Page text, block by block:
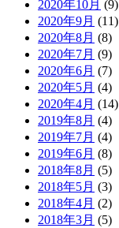
2020年10月 (9)
2020年9月 (11)
2020年8月 (8)
2020年7月 (9)
2020年6月 (7)
2020年5月 (4)
2020年4月 (14)
2019年8月 (4)
2019年7月 (4)
2019年6月 (8)
2018年8月 (5)
2018年5月 (3)
2018年4月 (2)
2018年3月 (5)